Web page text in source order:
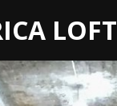
LOFT